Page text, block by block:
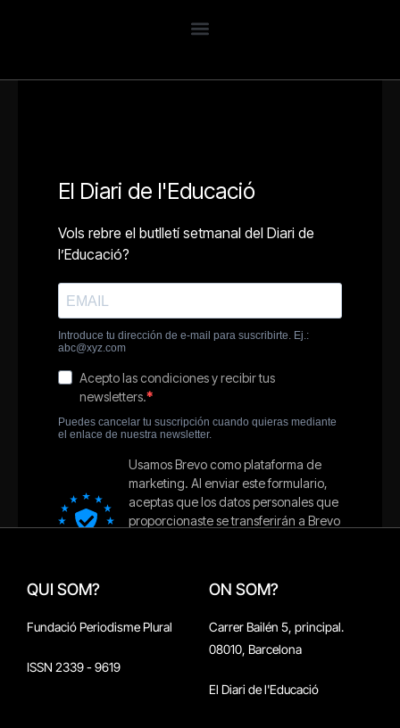
QUI SOM?
Fundació Periodisme Plural
ISSN 2339 - 9619
ON SOM?
Carrer Bailén 5, principal.
08010, Barcelona
El Diari de l'Educació